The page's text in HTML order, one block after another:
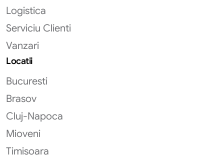
Logistica
Serviciu Clienti
Vanzari
Locatii
Bucuresti
Brasov
Cluj-Napoca
Mioveni
Timisoara